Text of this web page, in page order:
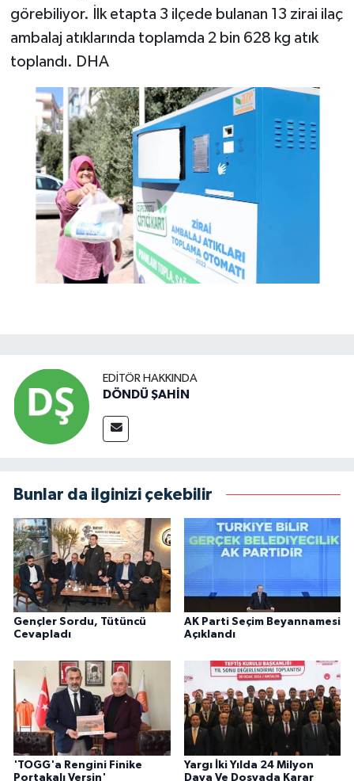
görebiliyor. İlk etapta 3 ilçede bulanan 13 zirai ilaç
ambalaj atıklarında toplamda 2 bin 628 kg atık
toplandı. DHA
EDITÖR HAKKINDA
DÖNDÜ ŞAHİN
Bunlar da ilginizi çekebilir
Gençler Sordu, Tütüncü
Cevapladı
AK Parti Seçim Beyannamesi
Açıklandı
'TOGG'a Rengini Finike
Portakalı Versin'
Yargı İki Yılda 24 Milyon
Dava Ve Dosyada Karar